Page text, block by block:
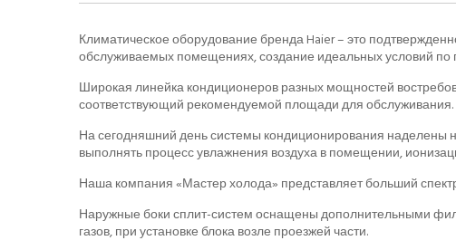
Климатическое оборудование бренда Haier – это
обслуживаемых помещениях, создание идеальных условий
Широкая линейка кондиционеров разных мощностей
соответствующий рекомендуемой площади для обслуживания.
На сегодняшний день системы кондиционирования наделены
выполнять процесс увлажнения воздуха в помещении,
Наша компания «Мастер холода» представляет больший
Наружные боки сплит-систем оснащены дополнительными
газов, при установке блока возле проезжей части.